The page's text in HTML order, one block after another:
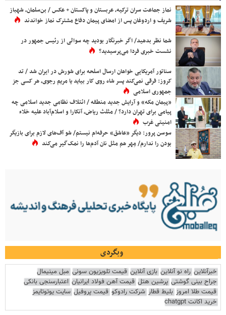
نماز جماعت سران ترکیه، عربستان و پاکستان + عکس / بن‌سلمان، شهباز
شریف و اردوغان پس از امضای پیمان دفاع مشترک نماز خواندند
شما نظر بدهید/ اگر خبرنگار بودید چه سوالی از رئیس جمهور در
نشست خبری فردا می‌پرسیدید؟
سناتور آمریکایی خواهان ارسال اسلحه برای شورش در ایران شد / تد
کروز: فرقی نمی‌کند پسر شاه روی کار بیاید یا مریم رجوی، هر کسی جز
جمهوری اسلامی
«پیمان مکه» و آرایش جدید منطقه / ائتلاف نظامی جدید اسلامی چه
پیامی برای تهران دارد؟ / مثلث ریاض، آنکارا و اسلام‌آباد علیه خلاء
امنیتی غرب
سوسن پرور: دیگر «عاشق» حرفه‌ام نیستم/ شو آف‌های لازم برای بازیگر
بودن را ندارم/ مِهر هم مثل نان آدم‌ها را نمک‌گیر می‌کند
وبگردی
خبرآنلاین راه نو آنلاین بازی آنلاین قیمت تلویزیون سونی مبل مینیمال
جراح بینی گوشتی پرشین هتل قیمت آهن فولاد ایرانیان اعتبارسنجی بانکی
قیمت طلا امروز بلیط قطار شرکت رادوکو قیمت پروفیل سایت یوتوتایمز
خرید اکانت chatgpt